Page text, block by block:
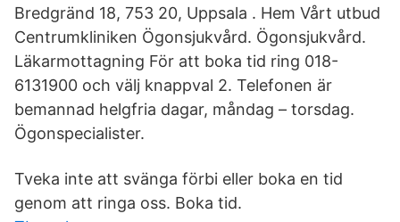
Bredgränd 18, 753 20, Uppsala . Hem Vårt utbud
Centrumkliniken Ögonsjukvård. Ögonsjukvård.
Läkarmottagning För att boka tid ring 018-
6131900 och välj knappval 2. Telefonen är
bemannad helgfria dagar, måndag – torsdag.
Ögonspecialister.
Tveka inte att svänga förbi eller boka en tid
genom att ringa oss. Boka tid.